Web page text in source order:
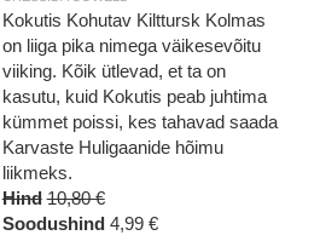
Kokutis Kohutav Kilttursk Kolmas
on liiga pika nimega väikesevõitu
viiking. Kõik ütlevad, et ta on
kasutu, kuid Kokutis peab juhtima
kümmet poissi, kes tahavad saada
Karvaste Huligaanide hõimu
liikmeks.
Hind 10,80 €
Soodushind 4,99 €